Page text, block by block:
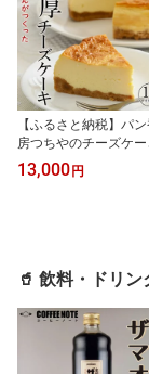
【ふるさと納税】パ
房つちやのチーズケー
｜スイーツ ケーキ デザ
ート 菓子 お菓子 洋菓子
13,000円
🥤 飲料・ドリン